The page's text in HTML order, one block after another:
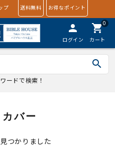
プ 送料無料 お得なポイント
person
ログイン
0
shopping_cart
カート
search
ードで検索！
バー
つかりました